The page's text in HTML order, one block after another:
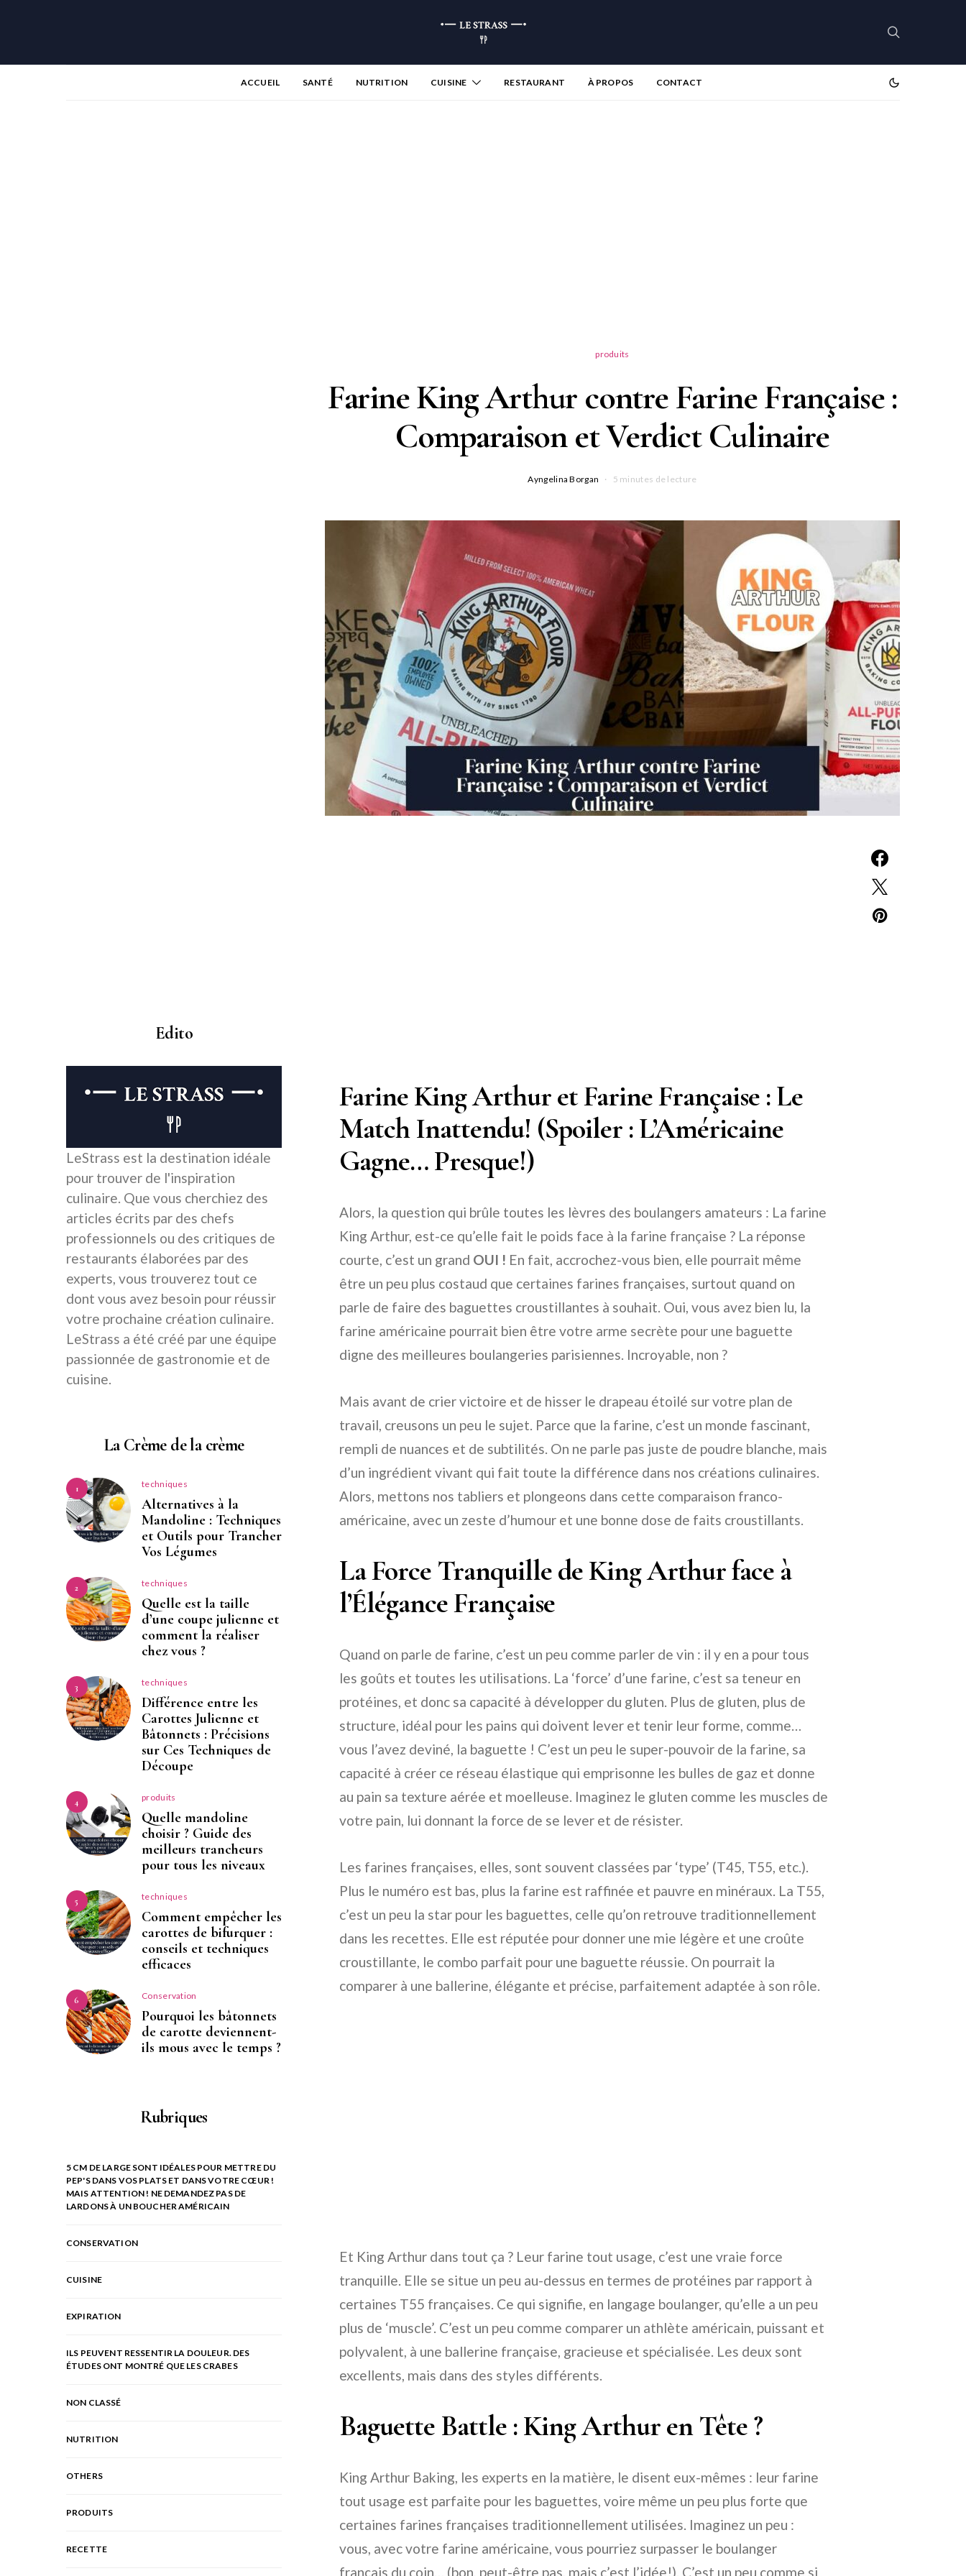
ACCUEIL SANTÉ NUTRITION CUISINE RESTAURANT À PROPOS CONTACT
produits
Farine King Arthur contre Farine Française :
Comparaison et Verdict Culinaire
Ayngelina Borgan 5 minutes de lecture
Farine King Arthur et Farine Française : Le
Match Inattendu! (Spoiler : L’Américaine
Gagne… Presque!)
Alors, la question qui brûle toutes les lèvres des boulangers amateurs : La farine
King Arthur, est-ce qu’elle fait le poids face à la farine française ? La réponse
courte, c’est un grand OUI ! En fait, accrochez-vous bien, elle pourrait même
être un peu plus costaud que certaines farines françaises, surtout quand on
parle de faire des baguettes croustillantes à souhait. Oui, vous avez bien lu, la
farine américaine pourrait bien être votre arme secrète pour une baguette
digne des meilleures boulangeries parisiennes. Incroyable, non ?
Mais avant de crier victoire et de hisser le drapeau étoilé sur votre plan de
travail, creusons un peu le sujet. Parce que la farine, c’est un monde fascinant,
rempli de nuances et de subtilités. On ne parle pas juste de poudre blanche, mais
d’un ingrédient vivant qui fait toute la différence dans nos créations culinaires.
Alors, mettons nos tabliers et plongeons dans cette comparaison franco-
américaine, avec un zeste d’humour et une bonne dose de faits croustillants.
La Force Tranquille de King Arthur face à
l’Élégance Française
Quand on parle de farine, c’est un peu comme parler de vin : il y en a pour tous
les goûts et toutes les utilisations. La ‘force’ d’une farine, c’est sa teneur en
protéines, et donc sa capacité à développer du gluten. Plus de gluten, plus de
structure, idéal pour les pains qui doivent lever et tenir leur forme, comme…
vous l’avez deviné, la baguette ! C’est un peu le super-pouvoir de la farine, sa
capacité à créer ce réseau élastique qui emprisonne les bulles de gaz et donne
au pain sa texture aérée et moelleuse. Imaginez le gluten comme les muscles de
votre pain, lui donnant la force de se lever et de résister.
Les farines françaises, elles, sont souvent classées par ‘type’ (T45, T55, etc.).
Plus le numéro est bas, plus la farine est raffinée et pauvre en minéraux. La T55,
c’est un peu la star pour les baguettes, celle qu’on retrouve traditionnellement
dans les recettes. Elle est réputée pour donner une mie légère et une croûte
croustillante, le combo parfait pour une baguette réussie. On pourrait la
comparer à une ballerine, élégante et précise, parfaitement adaptée à son rôle.
Et King Arthur dans tout ça ? Leur farine tout usage, c’est une vraie force
tranquille. Elle se situe un peu au-dessus en termes de protéines par rapport à
certaines T55 françaises. Ce qui signifie, en langage boulanger, qu’elle a un peu
plus de ‘muscle’. C’est un peu comme comparer un athlète américain, puissant et
polyvalent, à une ballerine française, gracieuse et spécialisée. Les deux sont
excellents, mais dans des styles différents.
Baguette Battle : King Arthur en Tête ?
King Arthur Baking, les experts en la matière, le disent eux-mêmes : leur farine
tout usage est parfaite pour les baguettes, voire même un peu plus forte que
certaines farines françaises traditionnellement utilisées. Imaginez un peu :
vous, avec votre farine américaine, vous pourriez surpasser le boulanger
français du coin… (bon, peut-être pas, mais c’est l’idée!). C’est un peu comme si
Edito
LeStrass est la destination idéale
pour trouver de l'inspiration
culinaire. Que vous cherchiez des
articles écrits par des chefs
professionnels ou des critiques de
restaurants élaborées par des
experts, vous trouverez tout ce
dont vous avez besoin pour réussir
votre prochaine création culinaire.
LeStrass a été créé par une équipe
passionnée de gastronomie et de
cuisine.
La Crème de la crème
1 techniques
Alternatives à la
Mandoline : Techniques
et Outils pour Trancher
Vos Légumes
2 techniques
Quelle est la taille
d’une coupe julienne et
comment la réaliser
chez vous ?
3 techniques
Différence entre les
Carottes Julienne et
Bâtonnets : Précisions
sur Ces Techniques de
Découpe
4 produits
Quelle mandoline
choisir ? Guide des
meilleurs trancheurs
pour tous les niveaux
5 techniques
Comment empêcher les
carottes de bifurquer :
conseils et techniques
efficaces
6 Conservation
Pourquoi les bâtonnets
de carotte deviennent-
ils mous avec le temps ?
Rubriques
5 CM DE LARGE SONT IDÉALES POUR METTRE DU
PEP'S DANS VOS PLATS ET DANS VOTRE CŒUR !
MAIS ATTENTION ! NE DEMANDEZ PAS DE
LARDONS À UN BOUCHER AMÉRICAIN
CONSERVATION
CUISINE
EXPIRATION
ILS PEUVENT RESSENTIR LA DOULEUR. DES
ÉTUDES ONT MONTRÉ QUE LES CRABES
NON CLASSÉ
NUTRITION
OTHERS
PRODUITS
RECETTE